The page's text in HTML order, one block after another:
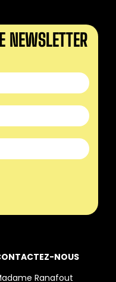
NEWSLETTER
NOUS
Ranafout